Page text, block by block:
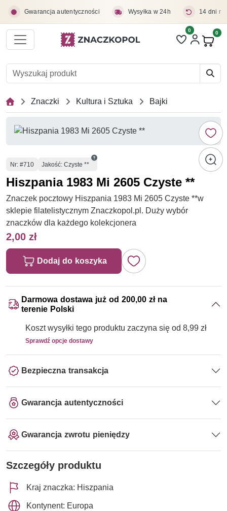
Gwarancja autentyczności Wysyłka w 24h 14 dni
Liczba pozycji
0 0
Znaczki Kultura i Sztuka Bajki
Numer
Nr: #710 Jakość: Czyste **
Hiszpania 1983 Mi 2605 Czyste **
Znaczek pocztowy Hiszpania 1983 Mi 2605 Czyste **w
sklepie filatelistycznym Znaczkopol.pl. Duży wybór
znaczków dla każdego kolekcjonera
2,00 zł
Dodaj do koszyka
Darmowa dostawa już od 200,00 zł na
terenie Polski
Koszt wysyłki tego produktu zaczyna się od 8,99 zł
Sprawdź opcje dostawy
Bezpieczna transakcja
Gwarancja autentyczności
Gwarancja zwrotu pieniędzy
Szczegóły produktu
Kraj znaczka: Hiszpania
Kontynent: Europa